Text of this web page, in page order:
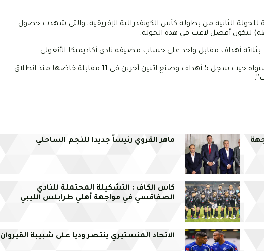
الثانية من بطولة كأس الكونفدرالية الإفريقية، والتي شهدت حصول
أهداف مقابل واحد على حساب مضيفه نادي أكاديميكا الأنغولي.
ونجح المهاجم العائد إلى مركب المرحوم منير القبايلي في استعادة مستواه حيث سجل 5 أهداف وصنع اثنين آخرين في 11 مقابلة خاضها منذ انطلاق
ماهر القروي رئيساً جديدا للنجم الساحلي
كاس الكاف : التشكيلة المحتملة للنادي
الصفاقسي في مواجهة أهلي طرابلس الليبي
الاتحاد المنستيري ينتصر وديا على شبيبة القيروان